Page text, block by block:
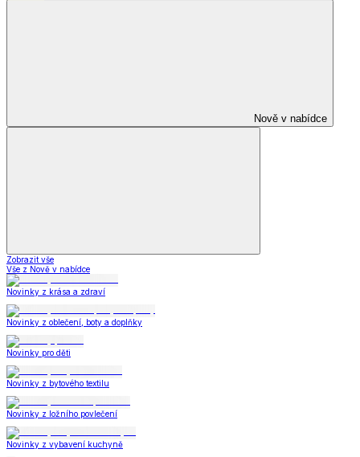
Nově v nabídce
Zobrazit vše
Vše z Nově v nabídce
Novinky z krása a zdraví
Novinky z oblečení, boty a doplňky
Novinky pro děti
Novinky z bytového textilu
Novinky z ložního povlečení
Novinky z vybavení kuchyně